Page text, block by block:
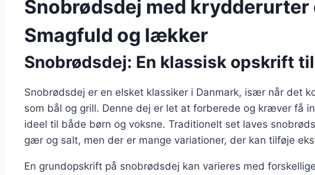
Snobrødsdej med krydderurter
Smagfuld og lækker
Snobrødsdej: En klassisk opskrift
Snobrødsdej er en elsket klassiker i Danmark, især når det
som bål og grill. Denne dej er let at forberede og kræver få
ideel til både børn og voksne. Traditionelt set laves
gær og salt, men der er mange variationer, der kan tilføje
En grundopskrift på snobrødsdej kan varieres med